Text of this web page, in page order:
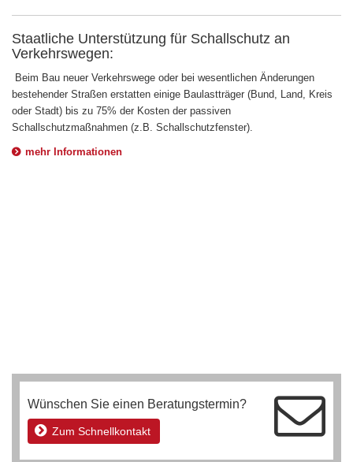
Staatliche Unterstützung für Schallschutz an
Verkehrswegen:
Beim Bau neuer Verkehrswege oder bei wesentlichen Änderungen
bestehender Straßen erstatten einige Baulastträger (Bund, Land, Kreis
oder Stadt) bis zu 75% der Kosten der passiven
Schallschutzmaßnahmen (z.B. Schallschutzfenster).
mehr Informationen
Wünschen Sie einen Beratungstermin?
Zum Schnellkontakt